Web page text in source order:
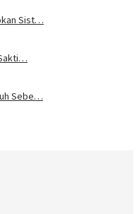
Sist…
Sebe…